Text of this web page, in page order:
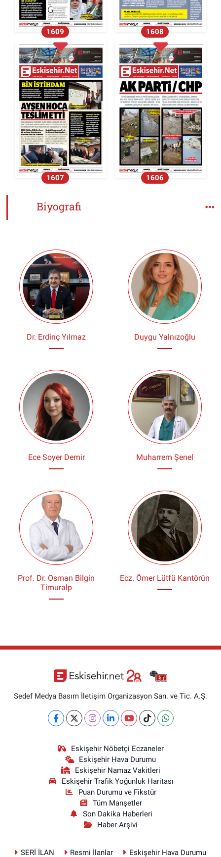
1609 1608
1607 1606
Biyografi
Dr. Erdinç Yılmaz Duygu Yalnızoğlu
Ece Soyer Demir Muharrem Şenel
Prof. Dr. Osman Bilgin
Timuralp
Ecz. Ömer Lütfü Kantörün
Sedef Medya Basım İletişim Organizasyon San. ve Tic. A.Ş.
Eskişehir Nöbetçi Eczaneler
Eskişehir Hava Durumu
Eskişehir Namaz Vakitleri
Eskişehir Trafik Yoğunluk Haritası
Puan Durumu ve Fikstür
Tüm Manşetler
Son Dakika Haberleri
Haber Arşivi
SERİ İLAN Resmi İlanlar Eskişehir Hava Durumu